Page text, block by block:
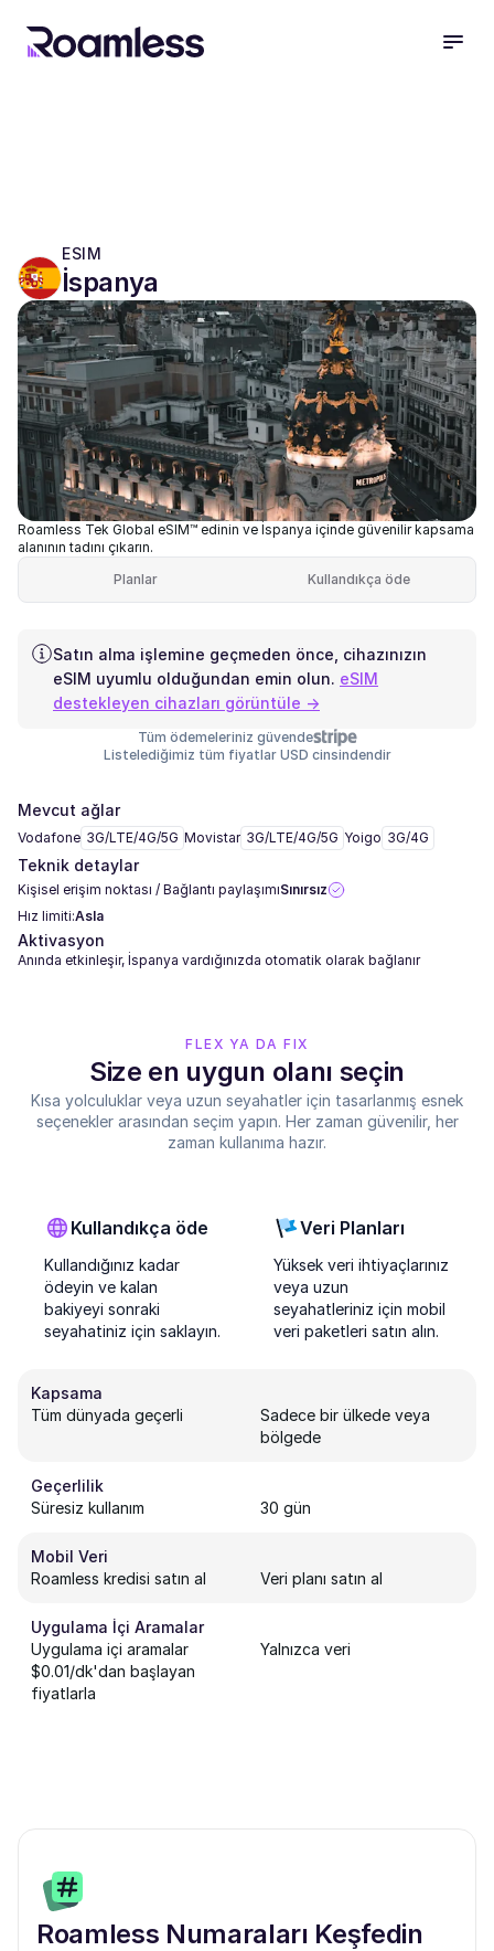
ESIM
İspanya
Roamless Tek Global eSIM™ edinin ve İspanya içinde güvenilir kapsama
alanının tadını çıkarın.
Planlar
Kullandıkça öde
Satın alma işlemine geçmeden önce, cihazınızın
eSIM uyumlu olduğundan emin olun. eSIM
destekleyen cihazları görüntüle →
Tüm ödemeleriniz güvende
Listelediğimiz tüm fiyatlar USD cinsindendir
Mevcut ağlar
Vodafone 3G/LTE/4G/5G Movistar 3G/LTE/4G/5G Yoigo 3G/4G
Teknik detaylar
Kişisel erişim noktası / Bağlantı paylaşımıSınırsız
Hız limiti:Asla
Aktivasyon
Anında etkinleşir, İspanya vardığınızda otomatik olarak bağlanır
FLEX YA DA FIX
Size en uygun olanı seçin
Kısa yolculuklar veya uzun seyahatler için tasarlanmış esnek
seçenekler arasından seçim yapın. Her zaman güvenilir, her
zaman kullanıma hazır.
Kullandıkça öde
Kullandığınız kadar
ödeyin ve kalan
bakiyeyi sonraki
seyahatiniz için saklayın.
Veri Planları
Yüksek veri ihtiyaçlarınız
veya uzun
seyahatleriniz için mobil
veri paketleri satın alın.
Kapsama
Tüm dünyada geçerli
Sadece bir ülkede veya
bölgede
Geçerlilik
Süresiz kullanım
30 gün
Mobil Veri
Roamless kredisi satın al
Veri planı satın al
Uygulama İçi Aramalar
Uygulama içi aramalar
$0.01/dk'dan başlayan
fiyatlarla
Yalnızca veri
Roamless Numaraları Keşfedin